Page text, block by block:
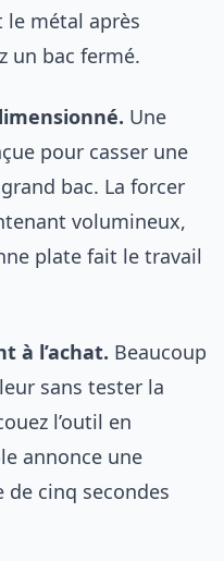
le métal après
un bac fermé.
Une
pour casser une
bac. La forcer
volumineux,
plate fait le travail
à l’achat. Beaucoup
sans tester la
l’outil en
annonce une
cinq secondes